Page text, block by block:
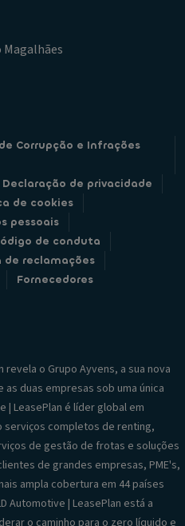
Magalhães
Corrupção e Infrações
Declaração de privacidade
de cookies
pessoais
de conduta
de reclamações
Fornecedores
revela o Grupo Ayvens, a sua nova
duas empresas sob uma única
| LeasePlan é líder global em
completos de renting,
de gestão de frotas e soluções
de grandes empresas, PME's,
ampla cobertura em 44 países
Automotive | LeasePlan está a
o caminho para o zero líquido e